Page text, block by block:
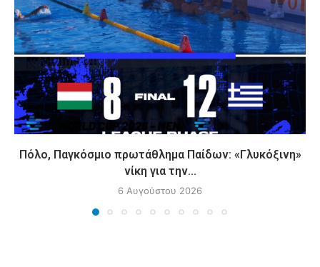
Πόλο, Παγκόσμιο πρωτάθλημα Παίδων: «Γλυκόξινη»
νίκη για την...
6 Αυγούστου 2026